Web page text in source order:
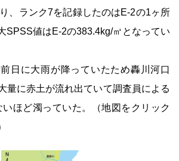
、ランク7を記録したのはE-2の1ヶ所
SPSS値はE-2の383.4kg/㎥となってい
日に大雨が降っていたため轟川河口
量に赤土が流れ出ていて調査員による
いほど濁っていた。（地図をクリック